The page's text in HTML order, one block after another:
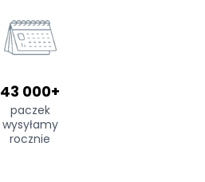
43 000+
paczek
wysyłamy
rocznie